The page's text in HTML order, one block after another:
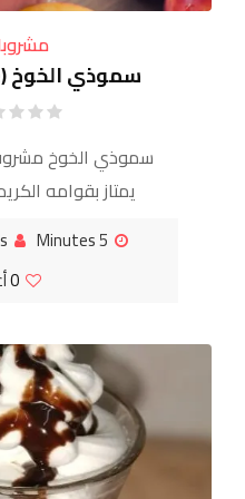
سموذي الخوخ (Peach Smoothie)
سموذي الخوخ مشروب
يمتاز بقوامه
ويُعدّ خيارًا رائعًا
5 Minutes
0